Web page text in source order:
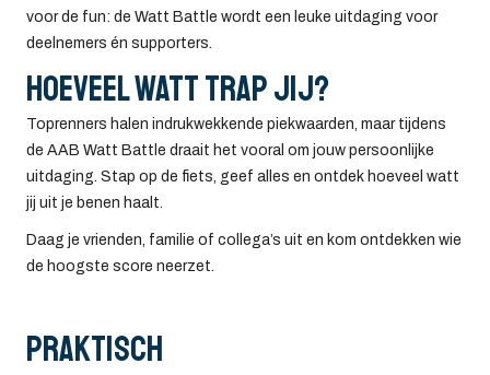
voor de fun: de Watt Battle wordt een leuke uitdaging voor
deelnemers én supporters.
Hoeveel watt trap jij?
Toprenners halen indrukwekkende piekwaarden, maar tijdens
de AAB Watt Battle draait het vooral om jouw persoonlijke
uitdaging. Stap op de fiets, geef alles en ontdek hoeveel watt
jij uit je benen haalt.
Daag je vrienden, familie of collega’s uit en kom ontdekken wie
de hoogste score neerzet.
Praktisch